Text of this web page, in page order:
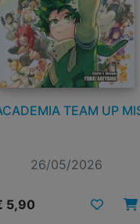
TEAM UP
26/05/2026
5,90